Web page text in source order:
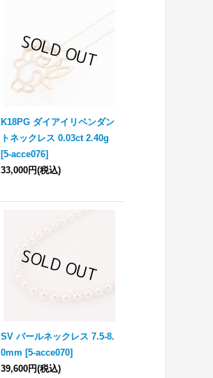
K18PG ダイアイリペンダン
トネックレス 0.03ct 2.40g
[5-acce076]
33,000円(税込)
SV パールネックレス 7.5-8.
0mm [5-acce070]
39,600円(税込)